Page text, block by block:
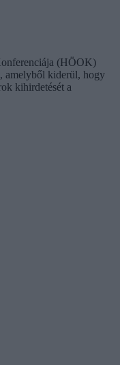
(HÖOK)
, amelyből kiderül, hogy
kihirdetését a